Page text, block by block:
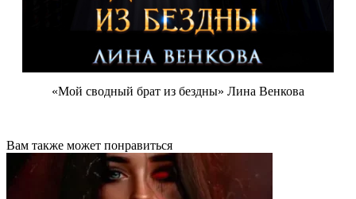
«Мой сводный брат из бездны» Лина Венкова
Вам также может понравиться